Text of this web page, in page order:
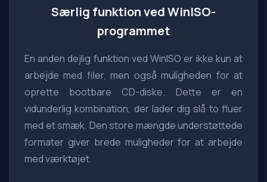
Særlig funktion ved WinISO-
programmet
En anden dejlig funktion ved WinISO er ikke kun at
arbejde med filer, men også muligheden for at
oprette bootbare CD-diske. Dette er en
vidunderlig kombination, der lader dig slå to fluer
med et smæk. Den store mængde understøttede
formater giver brede muligheder for at arbejde
med værktøjet.